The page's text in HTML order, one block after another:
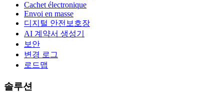
Cachet électronique
Envoi en masse
디지털 안전보호장
AI 계약서 생성기
보안
변경 로그
로드맵
솔루션